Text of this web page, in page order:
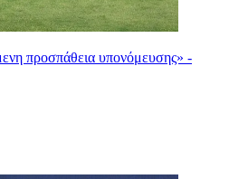
προσπάθεια υπονόμευσης» -